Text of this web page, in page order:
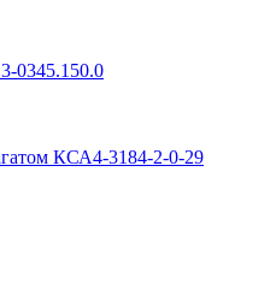
0345.150.0
КСА4-3184-2-0-29